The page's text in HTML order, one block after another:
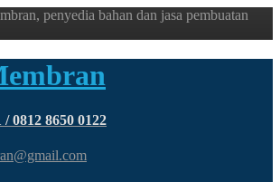
penyedia bahan dan jasa pembuatan
/ 0812 8650 0122